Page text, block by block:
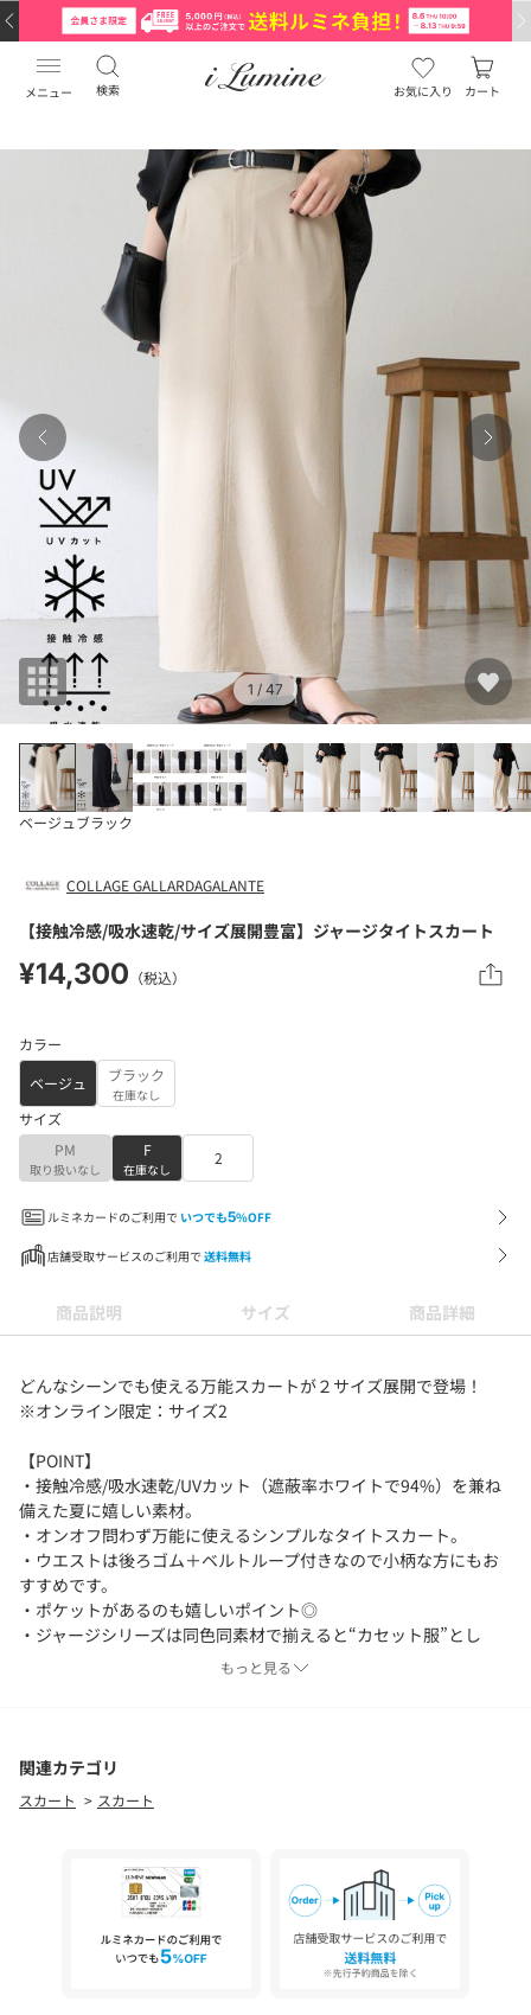
メニュー 検索 お気に入り カート
1 / 47
ベージュ ブラック
COLLAGE GALLARDAGALANTE
【接触冷感/吸水速乾/サイズ展開豊富】ジャージタイトスカート
¥14,300 （税込）
カラー
ベージュ
ブラック
在庫なし
サイズ
PM
取り扱いなし
F
在庫なし
2
ルミネカードのご利用で いつでも5%OFF
店舗受取サービスのご利用で 送料無料
商品説明 サイズ 商品詳細
どんなシーンでも使える万能スカートが２サイズ展開で登場！
※オンライン限定：サイズ2
【POINT】
・接触冷感/吸水速乾/UVカット（遮蔽率ホワイトで94%）を兼ね
備えた夏に嬉しい素材。
・オンオフ問わず万能に使えるシンプルなタイトスカート。
・ウエストは後ろゴム＋ベルトループ付きなので小柄な方にもお
すすめです。
・ポケットがあるのも嬉しいポイント◎
・ジャージシリーズは同色同素材で揃えると“カセット服”とし
て、オンオフ悩まずコーデが組みやすいです。
シーンにも活躍します。
※ジャージシリーズ
【おすすめのスタイリングアイテム】
・袖アレンジジョーゼットロゴTシャツ CLZ1061406A0002
・ジャージスクエアブラウス CLZ1061404A0001
・撥水スタンドネックコート CLZ1061108A0001
もっと見る
関連カテゴリ
スカート スカート